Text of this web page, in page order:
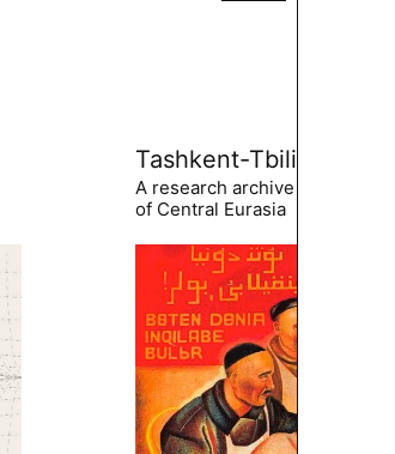
Tashkent-Tbilisi
A research archive of the
of Central Eurasia